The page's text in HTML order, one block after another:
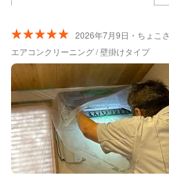
2026年7月9日・ちょこ
エアコンクリーニング / 壁掛けタイプ